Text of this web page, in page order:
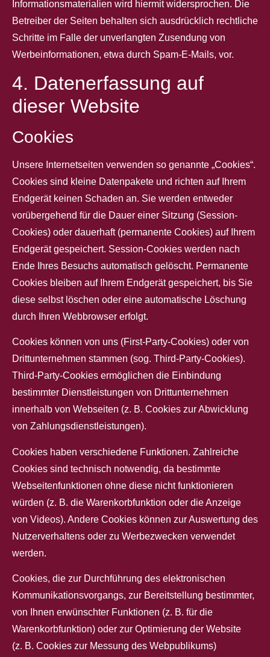
Informationsmaterialien wird hiermit widersprochen. Die
Betreiber der Seiten behalten sich ausdrücklich rechtliche
Schritte im Falle der unverlangten Zusendung von
Werbeinformationen, etwa durch Spam-E-Mails, vor.
4. Datenerfassung auf
dieser Website
Cookies
Unsere Internetseiten verwenden so genannte „Cookies“.
Cookies sind kleine Datenpakete und richten auf Ihrem
Endgerät keinen Schaden an. Sie werden entweder
vorübergehend für die Dauer einer Sitzung (Session-
Cookies) oder dauerhaft (permanente Cookies) auf Ihrem
Endgerät gespeichert. Session-Cookies werden nach
Ende Ihres Besuchs automatisch gelöscht. Permanente
Cookies bleiben auf Ihrem Endgerät gespeichert, bis Sie
diese selbst löschen oder eine automatische Löschung
durch Ihren Webbrowser erfolgt.
Cookies können von uns (First-Party-Cookies) oder von
Drittunternehmen stammen (sog. Third-Party-Cookies).
Third-Party-Cookies ermöglichen die Einbindung
bestimmter Dienstleistungen von Drittunternehmen
innerhalb von Webseiten (z. B. Cookies zur Abwicklung
von Zahlungsdienstleistungen).
Cookies haben verschiedene Funktionen. Zahlreiche
Cookies sind technisch notwendig, da bestimmte
Webseitenfunktionen ohne diese nicht funktionieren
würden (z. B. die Warenkorbfunktion oder die Anzeige
von Videos). Andere Cookies können zur Auswertung des
Nutzerverhaltens oder zu Werbezwecken verwendet
werden.
Cookies, die zur Durchführung des elektronischen
Kommunikationsvorgangs, zur Bereitstellung bestimmter,
von Ihnen erwünschter Funktionen (z. B. für die
Warenkorbfunktion) oder zur Optimierung der Website
(z. B. Cookies zur Messung des Webpublikums)